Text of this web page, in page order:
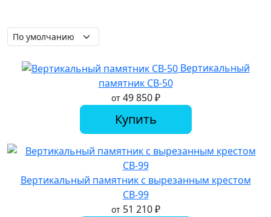
Вертикальный
памятник СВ-50
от 49 850₽
Купить
Вертикальный памятник с вырезанным крестом
СВ-99
от 51 210₽